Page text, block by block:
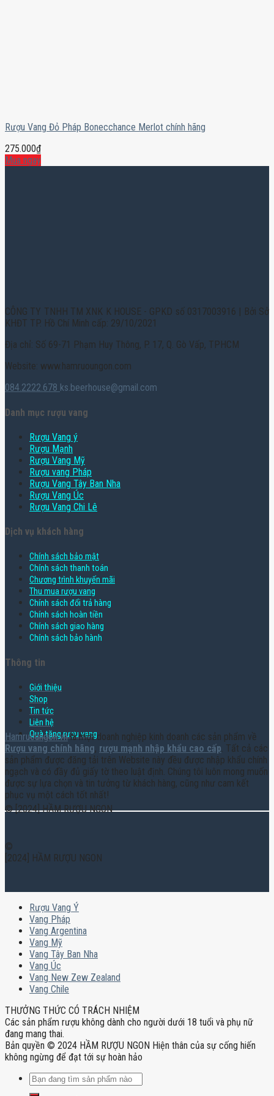
Rượu Vang Đỏ Pháp Bonecchance Merlot chính hãng
275.000₫
Mua ngay
CÔNG TY TNHH TM XNK K HOUSE - GPKD số 0317003916 | Bởi Sở
KHĐT TP. Hồ Chí Minh cấp: 29/10/2021
Địa chỉ: Số 69-71 Phạm Huy Thông, P. 17, Q. Gò Vấp, TPHCM
Website: www.hamruoungon.com
084.2222.678 ks.beerhouse@gmail.com
Danh mục rượu vang
Rượu Vang ý
Rượu Mạnh
Rượu Vang Mỹ
Rượu vang Pháp
Rượu Vang Tây Ban Nha
Rượu Vang Úc
Rượu Vang Chi Lê
Dịch vụ khách hàng
Chính sách bảo mật
Chính sách thanh toán
Chương trình khuyến mãi
Thu mua rượu vang
Chính sách đổi trả hàng
Chính sách hoàn tiền
Chính sách giao hàng
Chính sách bảo hành
Thông tin
Giới thiệu
Shop
Tin tức
Liên hệ
Quà tặng rượu vang
Hamruoungon.vnlà một doanh nghiệp kinh doanh các sản phẩm về
Rượu vang chính hãng, rượu mạnh nhập khẩu cao cấp. Tất cả các
sản phẩm được đăng tải trên Website này đều được nhập khẩu chính
ngạch và có đầy đủ giấy tờ theo luật định. Chúng tôi luôn mong muốn
được sự lựa chọn và tin tưởng từ khách hàng, cũng như cam kết
phục vụ một cách tốt nhất!
© [2024] HẦM RƯỢU NGON
©
[2024] HẦM RƯỢU NGON
Rượu Vang Ý
Vang Pháp
Vang Argentina
Vang Mỹ
Vang Tây Ban Nha
Vang Úc
Vang New Zew Zealand
Vang Chile
THƯỞNG THỨC CÓ TRÁCH NHIỆM
Các sản phẩm rượu không dành cho người dưới 18 tuổi và phụ nữ
đang mang thai.
Bản quyền © 2024 HẦM RƯỢU NGON Hiện thân của sự cống hiến
không ngừng để đạt tới sự hoàn hảo
Tìm
kiếm: